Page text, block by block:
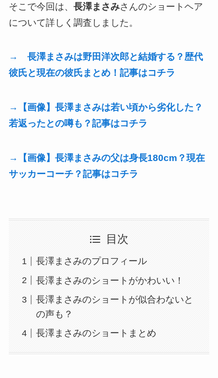
そこで今回は、 長澤まさみさんのショートヘア
について詳しく調査しました。
→ 長澤まさみは野田洋次郎と結婚する？歴代
彼氏と現在の彼氏まとめ！記事はコチラ
→【画像】長澤まさみは若い頃から劣化した？
若返ったとの噂も？記事はコチラ
→【画像】長澤まさみの父は身長180cm？現在
サッカーコーチ？記事はコチラ
目次
長澤まさみのプロフィール
長澤まさみのショートがかわいい！
長澤まさみのショートが似合わないと
の声も？
長澤まさみのショートまとめ